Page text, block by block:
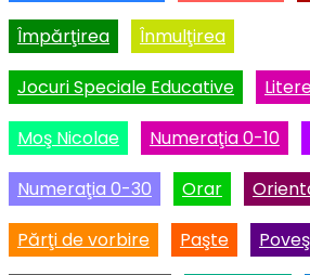
Împărţirea Înmulţirea
Jocuri Speciale Educative
Moş Nicolae Numeraţia 0-10
Numeraţia 0-30 Orar
Părţi de vorbire Paşte